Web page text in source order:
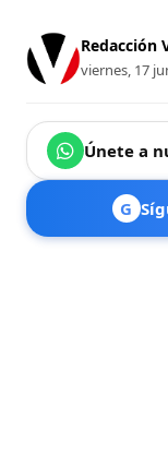
Redacción
viernes, 17
Únete a
G